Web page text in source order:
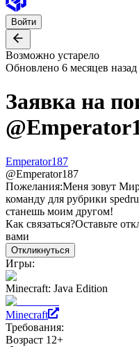
Войти
Возможно устарело
Обновлено 6 месяцев назад
Заявка на
@
Emperator187
@Emperator187
Пожелания:Меня зовут
команду для рубрики
станешь моим другом!
Как связаться?Оставьте
вами
Откликнуться
Игры:
Minecraft: Java Edition
Minecraft
Требования:
Возраст 12+